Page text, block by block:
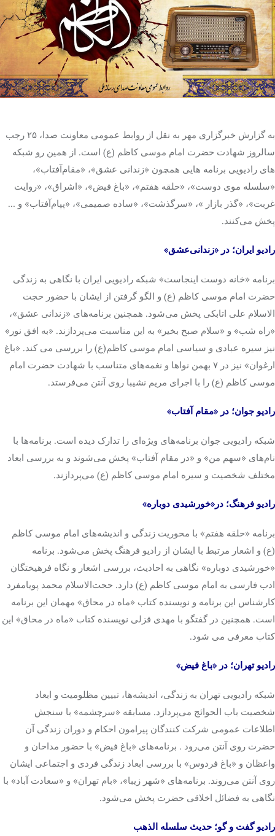
تک کده
پایگاه خبری آبان
خرید موتور ایمپلنت
به گزارش خبرگزاری مهر به نقل از روابط عمومی معاونت صدا، ۲۵ رجب
سالروز شهادت حضرت امام موسی کاظم (ع) است. از همین رو شبکه
های رادیویی برنامه هایی همچون «زندانی ‌عشق»، «مقام‌آفتاب»،
«سلسله موی دوست»، «حلقه‌ هفتم»، «باغ فیض»، «اشراق»، «روایت‌
غربت»، «گذر بازار »، «سرگذشت»، «ساده‌ صمیمی»، «پپام‌آفتاب» و …
پخش می‌کنند.
رادیو ایران؛ در «زندانی‌عشق»
برنامه «خانه دوست اینجاست» شبکه رادیویی ایران با نگاهی به زندگی
حضرت امام موسی کاظم (ع) و الگو گرفتن از ایشان با حضور حجت
الاسلام علی اتابکی پخش می‌شود. همچنین برنامه‌های «زندانی عشق»،
«راه شب» و «سلام صبح بخیر» به این مناسبت می‌پردازند. «به افق نور»
نیز سیره عبادی و سیاسی امام موسی کاظم(ع) را بررسی می کند. «باغ
ارغوان» نیز در ۷ بهمن نواها و نغمه‌های متناسب با شهادت حضرت امام
موسی کاظم (ع) را با اجرای مریم نشیبا روی آنتن می‌فرستد.
رادیو جوان؛ در «مقام آفتاب»
شبکه رادیویی جوان برنامه‌های ویژه‌ای را تدارک دیده است. برنامه‌ها با
نام‌های «سهم من» و «در مقام آفتاب» پخش می‌شوند و به بررسی ابعاد
مختلف شخصیت و سیره امام موسی کاظم (ع) می‌پردازند.
رادیو فرهنگ؛ در«خورشیدی دوباره»
برنامه «حلقه هفتم» با محوریت زندگی و اندیشه‌های امام موسی کاظم
(ع) و اشعار مرتبط با ایشان از رادیو فرهنگ پخش می‌شود. برنامه
«خورشیدی دوباره» نگاهی به احادیث، بررسی اشعار و نگاه فرهیختگان
ادب فارسی به امام موسی کاظم (ع) دارد. حجت‌الاسلام محمد پویامفرد
کارشناس این برنامه و نویسنده کتاب «ماه در محاق» مهمان این برنامه
است. همچنین در گفتگو با مهدی قزلی نویسنده کتاب «ماه در محاق» این
کتاب معرفی می شود.
رادیو تهران؛ در «باغ فیض»
شبکه رادیویی تهران به زندگی، اندیشه‌ها، تبیین مظلومیت و ابعاد
شخصیت باب الحوائج می‌پردازد. مسابقه «سرچشمه» با سنجش
اطلاعات عمومی شرکت کنندگان پیرامون احکام و دوران زندگی آن
حضرت روی آنتن می‌رود . برنامه‌های «باغ فیض» با حضور مداحان و
واعظان و «باغ فردوس» با بررسی ابعاد زندگی فردی و اجتماعی ایشان
روی آنتن می‌روند. برنامه‌های «شهر زیبا»، «بام تهران» و «سعادت آباد» با
نگاهی به فضائل اخلاقی حضرت پخش می‌شود.
رادیو گفت و گو؛ حدیث سلسله الذهب